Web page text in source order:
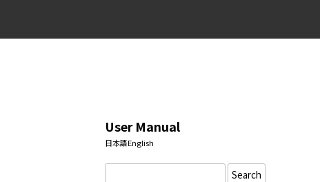
User Manual
日本語English
Search